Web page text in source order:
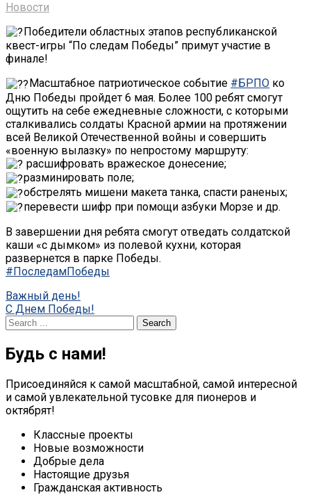
Новости
Победители областных этапов республиканской
квест-игры “По следам Победы” примут участие в
финале!
Масштабное патриотическое событие #БРПО ко
Дню Победы пройдет 6 мая. Более 100 ребят смогут
ощутить на себе ежедневные сложности, с которыми
сталкивались солдаты Красной армии на протяжении
всей Великой Отечественной войны и совершить
«военную вылазку» по непростому маршруту:
расшифровать вражеское донесение;
разминировать поле;
обстрелять мишени макета танка, спасти раненых;
перевести шифр при помощи азбуки Морзе и др.
В завершении дня ребята смогут отведать солдатской
каши «с дымком» из полевой кухни, которая
развернется в парке Победы.
#ПоследамПобеды
Post
navigation
Важный день!
C Днем Победы!
Search
Будь с нами!
Присоединяйся к самой масштабной, самой интересной
и самой увлекательной тусовке для пионеров и
октябрят!
Классные проекты
Новые возможности
Добрые дела
Настоящие друзья
Гражданская активность